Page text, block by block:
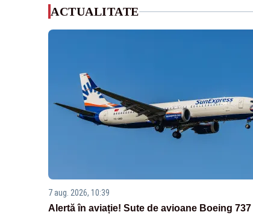
ACTUALITATE
7 aug. 2026, 10:39
Alertă în aviație! Sute de avioane Boeing 737